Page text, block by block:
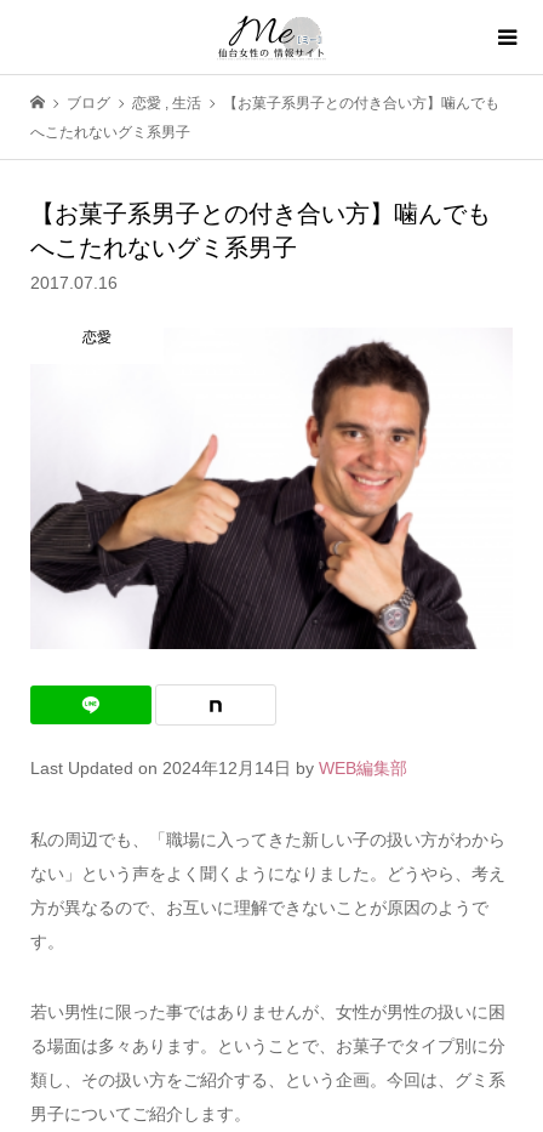
ブログ 恋愛 , 生活
【お菓子系男子との付き合い方】噛んでも
へこたれないグミ系男子
【お菓子系男子との付き合い方】噛んでも
へこたれないグミ系男子
2017.07.16
恋愛
Last Updated on 2024年12月14日 by WEB編集部
私の周辺でも、「職場に入ってきた新しい子の扱い方がわから
ない」という声をよく聞くようになりました。どうやら、考え
方が異なるので、お互いに理解できないことが原因のようで
す。
若い男性に限った事ではありませんが、女性が男性の扱いに困
る場面は多々あります。ということで、お菓子でタイプ別に分
類し、その扱い方をご紹介する、という企画。今回は、グミ系
男子についてご紹介します。